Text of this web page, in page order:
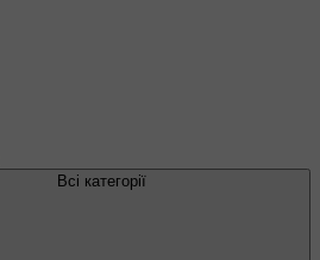
Всі категорії